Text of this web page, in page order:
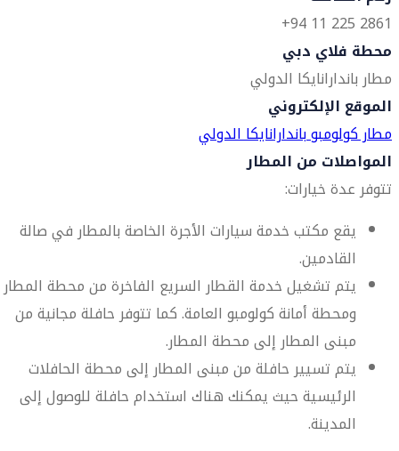
2861 225 11 94+
محطة فلاي دبي
مطار باندارانايكا الدولي
الموقع الإلكتروني
مطار كولومبو باندارانايكا الدولي
المواصلات من المطار
تتوفر عدة خيارات:
يقع مكتب خدمة سيارات الأجرة الخاصة بالمطار في صالة
القادمين.
يتم تشغيل خدمة القطار السريع الفاخرة من محطة المطار
ومحطة أمانة كولومبو العامة. كما تتوفر حافلة مجانية من
مبنى المطار إلى محطة المطار.
يتم تسيير حافلة من مبنى المطار إلى محطة الحافلات
الرئيسية حيث يمكنك هناك استخدام حافلة للوصول إلى
المدينة.